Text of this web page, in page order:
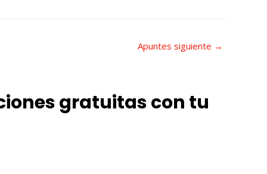
Apuntes siguiente →
gratuitas con tu